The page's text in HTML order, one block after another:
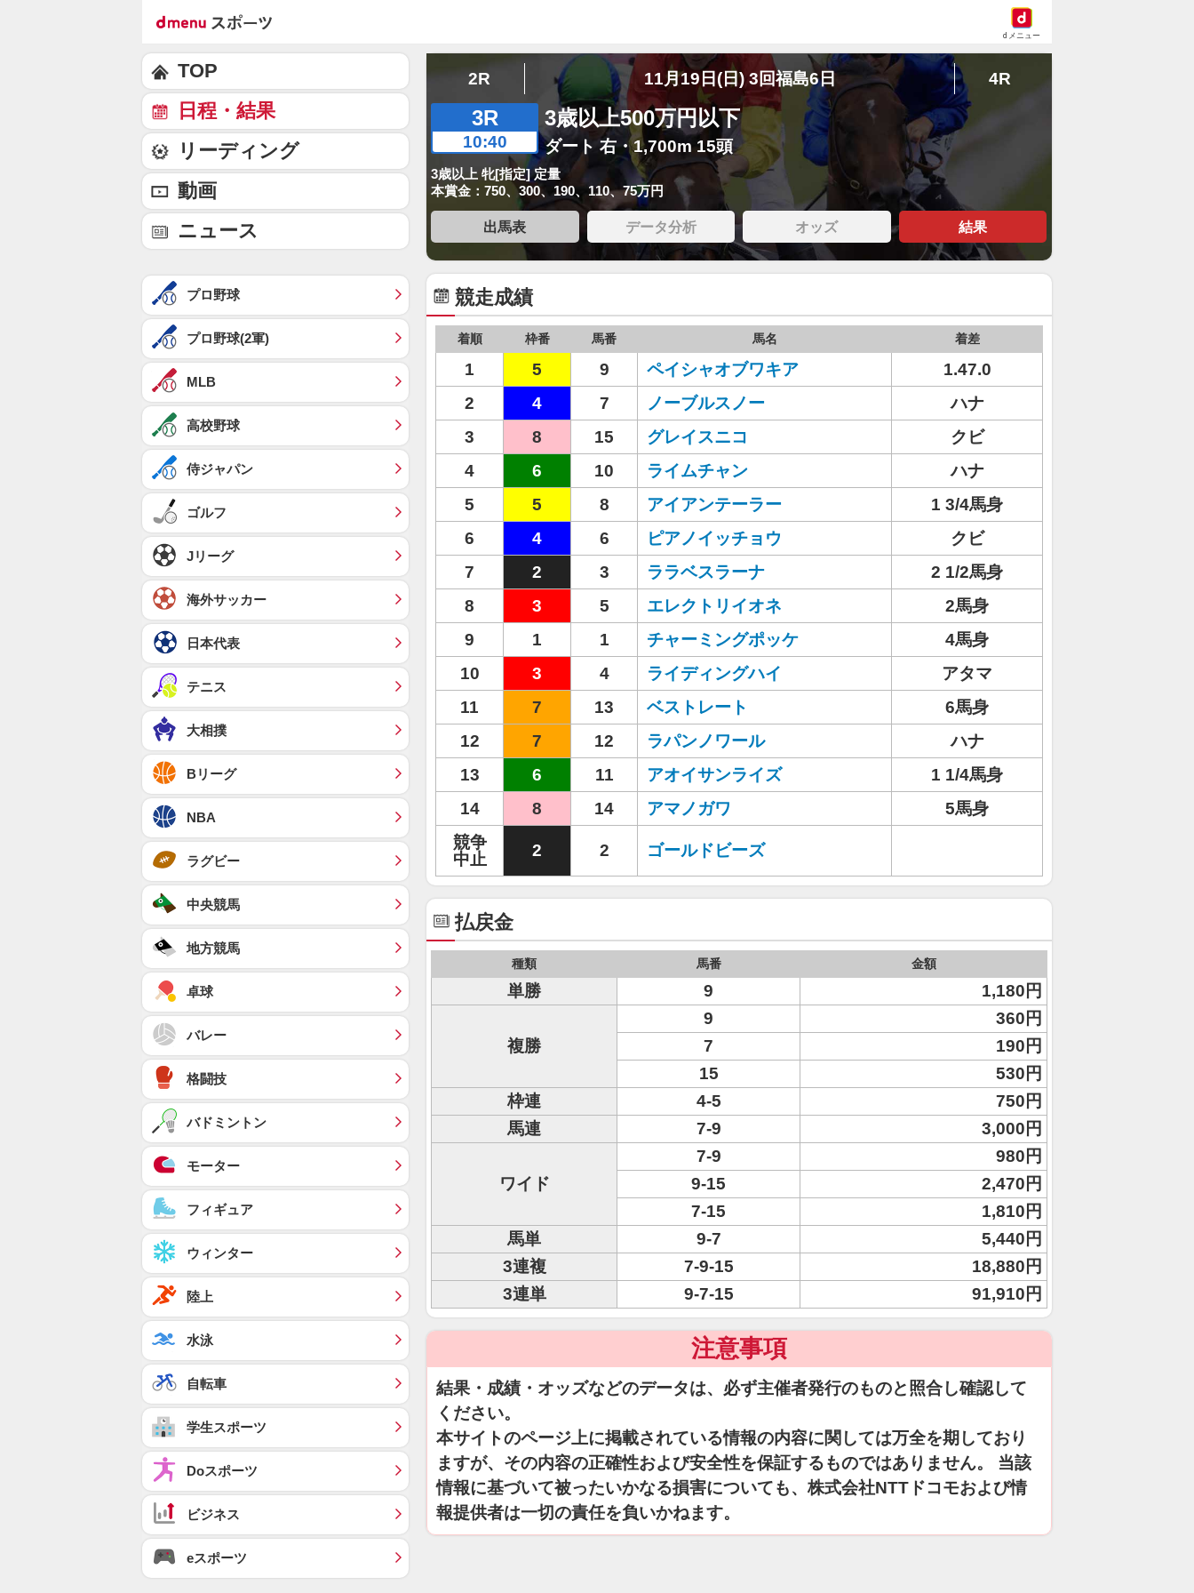
dメニュー
2R 11月19日(日) 3回福島6日 4R
3R
10:40
3歳以上500万円以下
ダート 右・1,700m 15頭
3歳以上 牝[指定] 定量
本賞金：750、300、190、110、75万円
出馬表 データ分析 オッズ 結果
競走成績
着順 枠番 馬番 馬名 着差
1 5 9 ペイシャオブワキア
1.47.0
2
4 7 ノーブルスノー
ハナ
3
8 15 グレイスニコ
クビ
4
6 10 ライムチャン
ハナ
5
5 8 アイアンテーラー
1 3/4馬身
6
4 6 ピアノイッチョウ
クビ
7
2 3 ララベスラーナ
2 1/2馬身
8
3 5 エレクトリイオネ
2馬身
9
1 1 チャーミングポッケ
4馬身
10
3 4 ライディングハイ
アタマ
11
7 13 ベストレート
6馬身
12
7 12 ラパンノワール
ハナ
13
6 11 アオイサンライズ
1 1/4馬身
14
8 14 アマノガワ
5馬身
競争
中止
2 2 ゴールドビーズ
払戻金
種類 馬番 金額
単勝 9 1,180円
複勝
9
360円
7
190円
15
530円
枠連
4-5
750円
馬連
7-9 3,000円
ワイド
7-9
980円
9-15
2,470円
7-15
1,810円
馬単
9-7
5,440円
3連複
7-9-15
18,880円
3連単
9-7-15 91,910円
注意事項
結果・成績・オッズなどのデータは、必ず主催者発行のものと照合し確認して
ください。
本サイトのページ上に掲載されている情報の内容に関しては万全を期しており
ますが、その内容の正確性および安全性を保証するものではありません。 当該
情報に基づいて被ったいかなる損害についても、株式会社NTTドコモおよび情
報提供者は一切の責任を負いかねます。
TOP
日程・結果
リーディング
動画
ニュース
プロ野球
プロ野球(2軍)
MLB
高校野球
侍ジャパン
ゴルフ
Jリーグ
海外サッカー
日本代表
テニス
大相撲
Bリーグ
NBA
ラグビー
中央競馬
地方競馬
卓球
バレー
格闘技
バドミントン
モーター
フィギュア
ウィンター
陸上
水泳
自転車
学生スポーツ
Doスポーツ
ビジネス
eスポーツ